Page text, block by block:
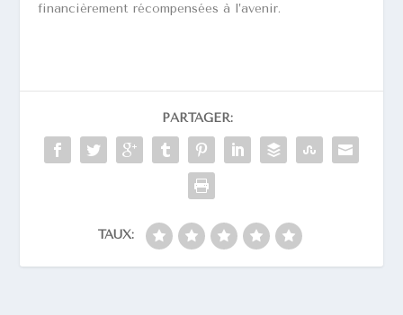
financièrement récompensées à l’avenir.
PARTAGER:
TAUX: